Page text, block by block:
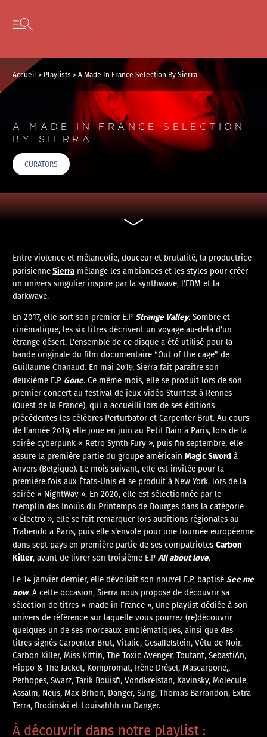
Skip to content
Open secondary menu
Accueil > Playlists >A Made In France Selection By Sierra
A MADE IN FRANCE SELECTION
BY SIERRA
CURATORS
Entre violence et mélancolie, douceur et brutalité, la productrice
parisienneSierra mélange les ambiances et les styles pour créer
un univers singulier inspiré par la synthwave, l’EBM et la
darkwave.
En 2017, elle sort son premier E.PStrange Valley. Sombre et
cinématique, les six titres décrivent un voyage au-delà d’un
étrange désert. L’ensemble de ce disque a été utilisé pour la
bande originale du film documentaire “Out of the cage” de
Guillaume Chanaud. En mai 2019, Sierra fait paraitre son
deuxième E.P Gone. Ce même mois, elle se produit lors de son
premier concert au festival de jeux vidéo Stunfest à Rennes
(Ouest de la France), qui a accueilli lors de ses éditions
précédentes les célèbres Perturbator et Carpenter Brut. Au cours
de l’année 2019, elle joue en juin au Petit Bain à Paris, lors de la
soirée cyberpunk « Retro Synth Fury », puis fin septembre, elle
assure la première partie du groupe américainMagic Sword à
Anvers (Belgique). Le mois suivant, elle est invitée pour la
première fois aux États-Unis et se produit à New York, lors de la
soirée « NightWav ». En 2020, elle est sélectionnée par le
tremplin des Inouïs du Printemps de Bourges dans la catégorie
« Électro », elle se fait remarquer lors auditions régionales au
Trabendo à Paris, puis elle s’envole pour une tournée européenne
dans sept pays en première partie de ses compatriotesCarbon
Killer, avant de livrer son troisième E.PAll about love.
Le 14 janvier dernier, elle dévoilait son nouvel E.P, baptiséSee me
now. A cette occasion, Sierra nous propose de découvrir sa
sélection de titres « made in France », une playlist dédiée à son
univers de référence sur laquelle vous pourrez (re)découvrir
quelques un de ses morceaux emblématiques, ainsi que des
titres signés Carpenter Brut, Vitalic, Gesaffelstein, Vêtu de Noir,
Carbon Killer, Miss Kittin, The Toxic Avenger, Toutant, SebastiAn,
Hippo & The Jacket, Kompromat, Irène Drésel, Mascarpone,,
Perhopes, Swarz, Tarik Bouisfi, Vondkreistan, Kavinsky, Molecule,
Assalm, Neus, Max Brhon, Danger, Sung, Thomas Barrandon, Extra
Terra, Brodinski et Louisahhh ou Danger.
À découvrir dans notre playlist :